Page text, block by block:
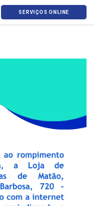
SERVIÇOS ONLINE